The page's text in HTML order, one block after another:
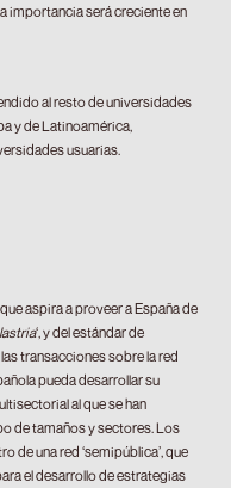
importancia será creciente en
al resto de universidades
y de Latinoamérica,
usuarias.
aspira a proveer a España de
‘, y del estándar de
transacciones sobre la red
pueda desarrollar su
al que se han
de tamaños y sectores. Los
de una red ‘semipública’, que
el desarrollo de estrategias